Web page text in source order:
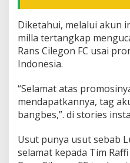
Diketahui, melalui akun
milla tertangkap
Rans Cilegon FC usai
Indonesia.
“Selamat atas
mendapatkannya, tag
bangbes,”. di stories
Usut punya usut sebab
selamat kepada Tim